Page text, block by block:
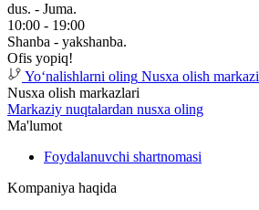
dus. - Juma.
10:00 - 19:00
Shanba - yakshanba.
Ofis yopiq!
Yoʻnalishlarni oling Nusxa olish markazi
Nusxa olish markazlari
Markaziy nuqtalardan nusxa oling
Ma'lumot
Foydalanuvchi shartnomasi
Kompaniya haqida